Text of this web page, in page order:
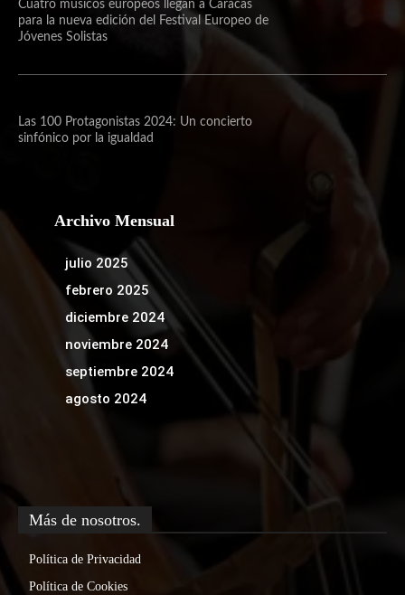
Cuatro músicos europeos llegan a Caracas
para la nueva edición del Festival Europeo de
Jóvenes Solistas
Las 100 Protagonistas 2024: Un concierto
sinfónico por la igualdad
Archivo Mensual
julio 2025
febrero 2025
diciembre 2024
noviembre 2024
septiembre 2024
agosto 2024
Más de nosotros.
Política de Privacidad
Política de Cookies